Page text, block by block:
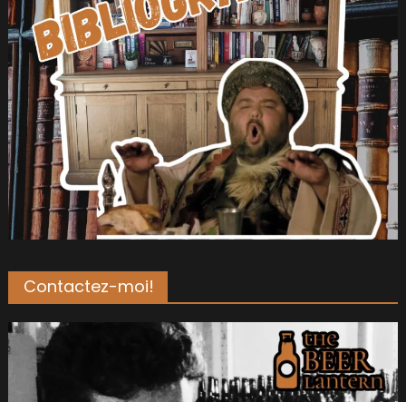
Contactez-moi!